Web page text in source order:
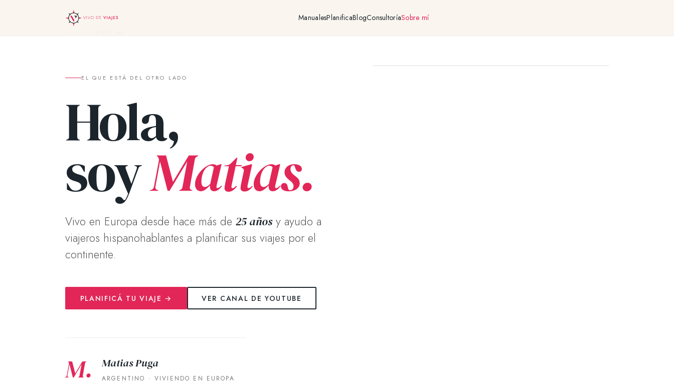
ManualesPlanificaBlogConsultoríaSobre mí
EL QUE ESTÁ DEL OTRO LADO
Hola,
soyMatias.
Vivo en Europa desde hace más de 25 añosy ayudo a
viajeros hispanohablantes a planificar sus viajes por el
continente.
PLANIFICÁ TU VIAJE → VER CANAL DE YOUTUBE
M. Matias Puga
ARGENTINO · VIVIENDO EN EUROPA